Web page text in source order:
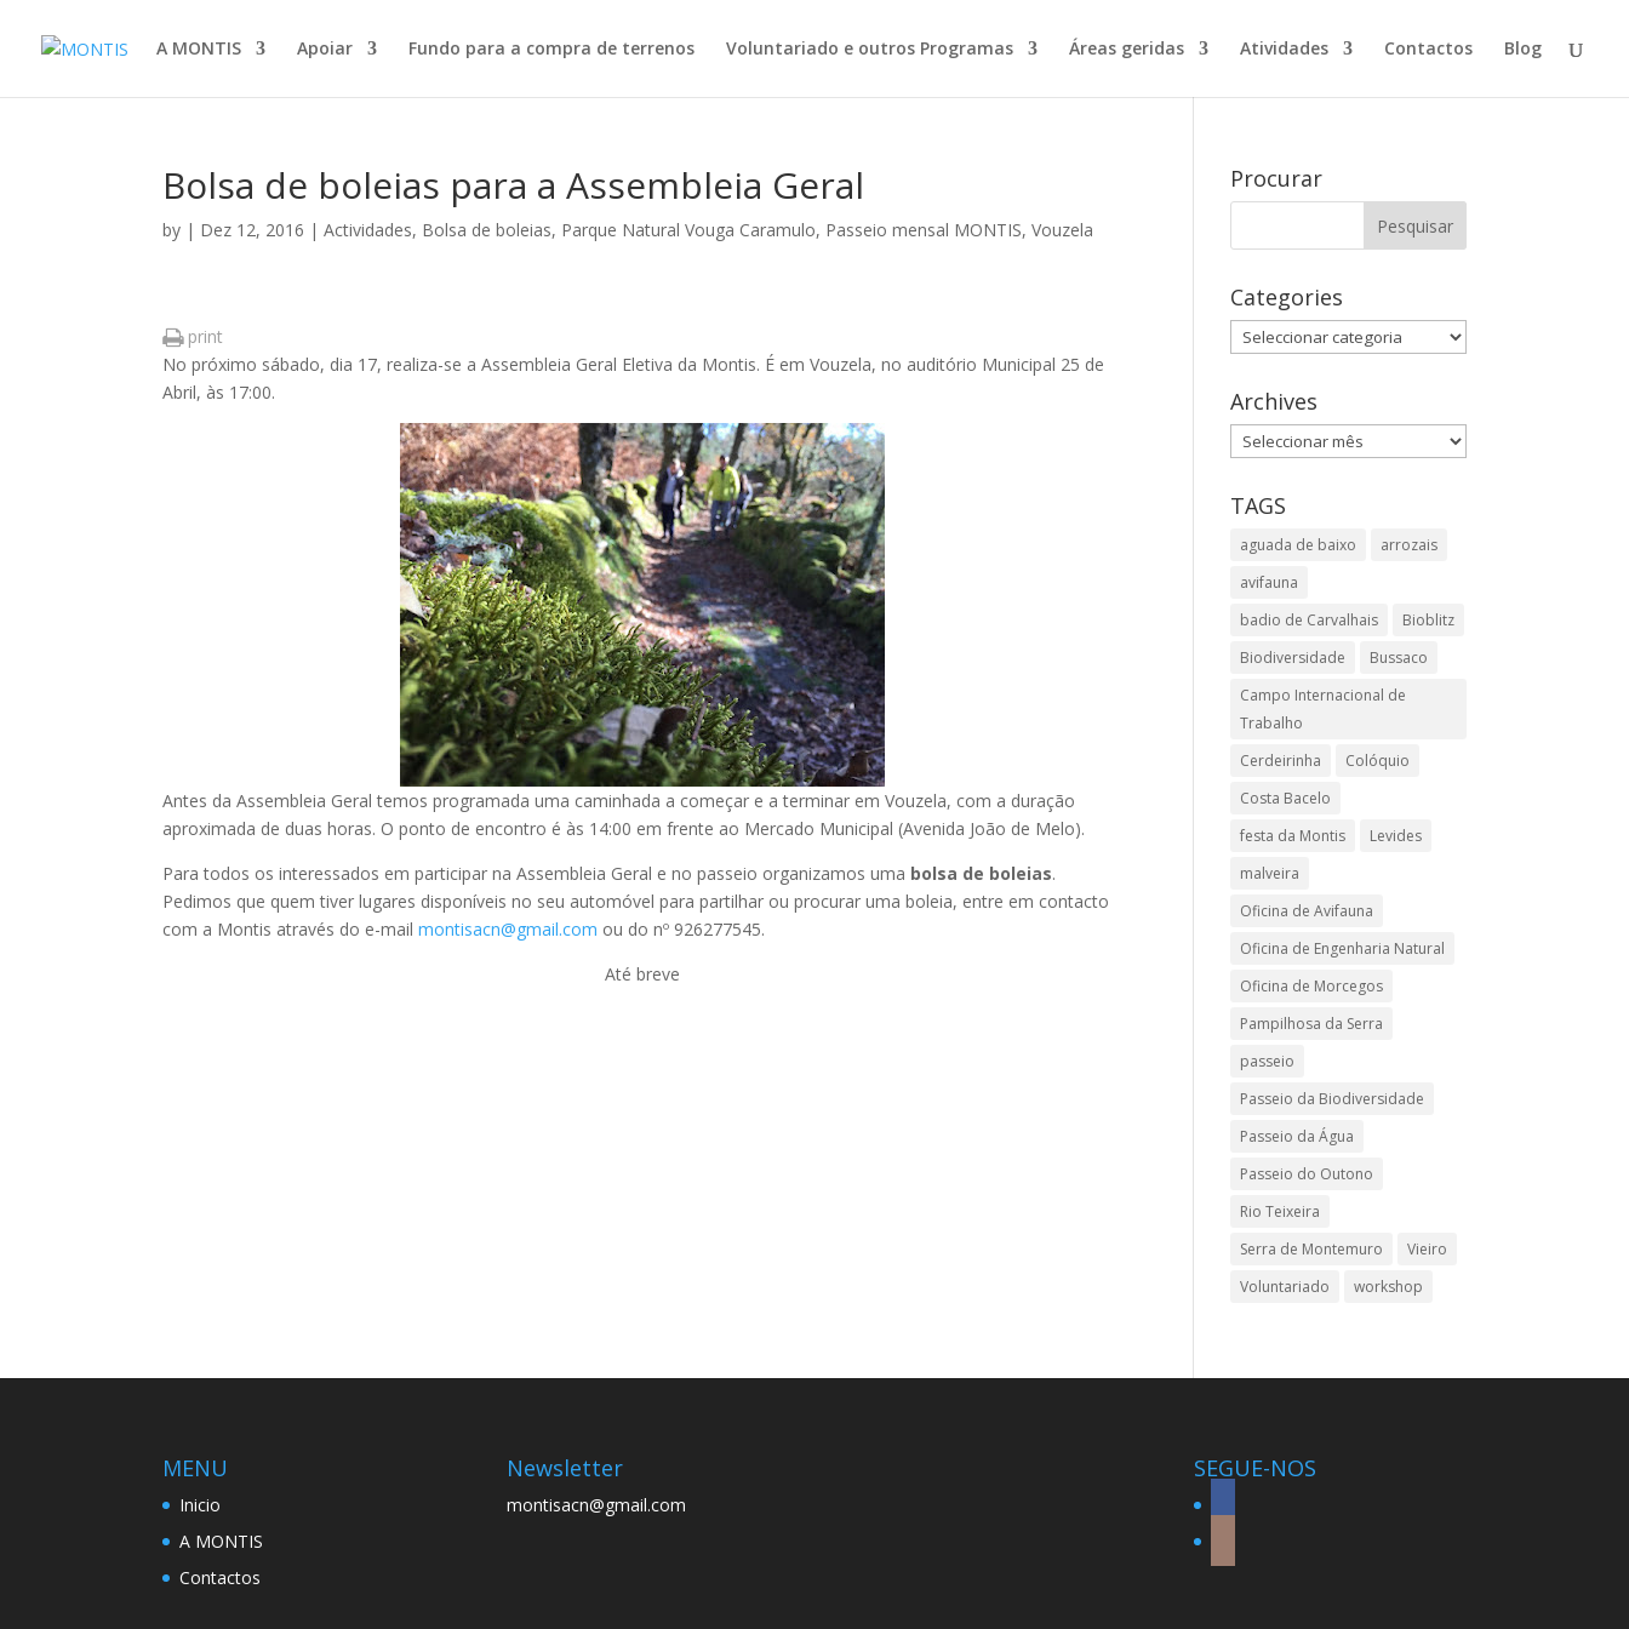
A MONTIS Apoiar Fundo para a compra de terrenos Voluntariado e outros Programas Áreas geridas Atividades Contactos Blog
Bolsa de boleias para a Assembleia Geral
by | Dez 12, 2016 |Actividades, Bolsa de boleias, Parque Natural Vouga Caramulo, Passeio mensal MONTIS,Vouzela
print
No próximo sábado, dia 17, realiza-se a Assembleia Geral Eletiva da Montis. É em Vouzela, no auditório Municipal 25 de
Abril, às 17:00.
Antes da Assembleia Geral temos programada uma caminhada a começar e a terminar em Vouzela, com a duração
aproximada de duas horas. O ponto de encontro é às 14:00 em frente ao Mercado Municipal (Avenida João de Melo).
Para todos os interessados em participar na Assembleia Geral e no passeio organizamos uma bolsa de boleias.
Pedimos que quem tiver lugares disponíveis no seu automóvel para partilhar ou procurar uma boleia, entre em contacto
com a Montis através do e-mailmontisacn@gmail.com ou do nº 926277545.
Até breve
Procurar
Categories
Categories
Archives
Archives
TAGS
aguada de baixo
arrozais
avifauna
badio de Carvalhais
Bioblitz
Biodiversidade
Bussaco
Campo Internacional de
Trabalho
Cerdeirinha
Colóquio
Costa Bacelo
festa da Montis
Levides
malveira
Oficina de Avifauna
Oficina de Engenharia Natural
Oficina de Morcegos
Pampilhosa da Serra
passeio
Passeio da Biodiversidade
Passeio da Água
Passeio do Outono
Rio Teixeira
Serra de Montemuro
Vieiro
Voluntariado
workshop
MENU
Inicio
A MONTIS
Contactos
Newsletter
montisacn@gmail.com
SEGUE-NOS